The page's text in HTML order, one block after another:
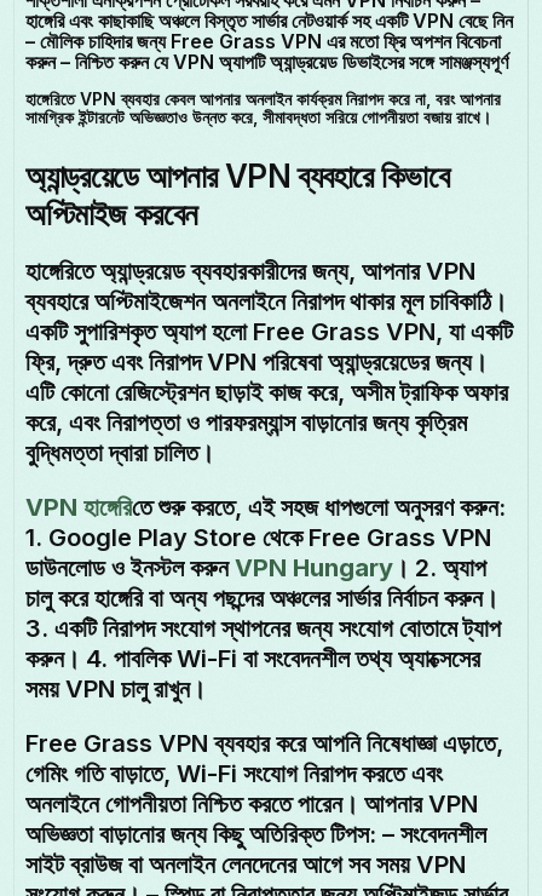
হাঙ্গেরি এবং কাছাকাছি অঞ্চলে বিস্তৃত সার্ভার নেটওয়ার্ক সহ একটি VPN বেছে নিন
– মৌলিক চাহিদার জন্য Free Grass VPN এর মতো ফ্রি অপশন বিবেচনা
করুন – নিশ্চিত করুন যে VPN অ্যাপটি অ্যান্ড্রয়েড ডিভাইসের সঙ্গে সামঞ্জস্যপূর্ণ
হাঙ্গেরিতে VPN ব্যবহার কেবল আপনার অনলাইন কার্যক্রম নিরাপদ করে না, বরং আপনার
সামগ্রিক ইন্টারনেট অভিজ্ঞতাও উন্নত করে, সীমাবদ্ধতা সরিয়ে গোপনীয়তা বজায় রাখে।
অ্যান্ড্রয়েডে আপনার VPN ব্যবহারে কিভাবে
অপ্টিমাইজ করবেন
হাঙ্গেরিতে অ্যান্ড্রয়েড ব্যবহারকারীদের জন্য, আপনার VPN
ব্যবহারে অপ্টিমাইজেশন অনলাইনে নিরাপদ থাকার মূল চাবিকাঠি।
একটি সুপারিশকৃত অ্যাপ হলো Free Grass VPN, যা একটি
ফ্রি, দ্রুত এবং নিরাপদ VPN পরিষেবা অ্যান্ড্রয়েডের জন্য।
এটি কোনো রেজিস্ট্রেশন ছাড়াই কাজ করে, অসীম ট্রাফিক অফার
করে, এবং নিরাপত্তা ও পারফরম্যান্স বাড়ানোর জন্য কৃত্রিম
বুদ্ধিমত্তা দ্বারা চালিত।
VPN হাঙ্গেরিতে শুরু করতে, এই সহজ ধাপগুলো অনুসরণ করুন:
1. Google Play Store থেকে Free Grass VPN
ডাউনলোড ও ইনস্টল করুনVPN Hungary । 2. অ্যাপ
চালু করে হাঙ্গেরি বা অন্য পছন্দের অঞ্চলের সার্ভার নির্বাচন করুন।
3. একটি নিরাপদ সংযোগ স্থাপনের জন্য সংযোগ বোতামে ট্যাপ
করুন। 4. পাবলিক Wi-Fi বা সংবেদনশীল তথ্য অ্যাক্সেসের
সময় VPN চালু রাখুন।
Free Grass VPN ব্যবহার করে আপনি নিষেধাজ্ঞা এড়াতে,
গেমিং গতি বাড়াতে, Wi-Fi সংযোগ নিরাপদ করতে এবং
অনলাইনে গোপনীয়তা নিশ্চিত করতে পারেন। আপনার VPN
অভিজ্ঞতা বাড়ানোর জন্য কিছু অতিরিক্ত টিপস: – সংবেদনশীল
সাইট ব্রাউজ বা অনলাইন লেনদেনের আগে সব সময় VPN